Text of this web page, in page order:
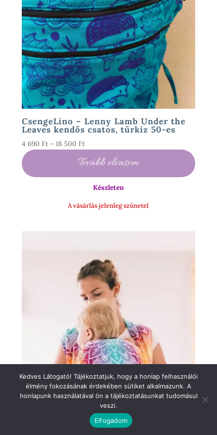
CsengeLino – Lenny Lamb Under the
Leaves kendős csatos, türkiz 50-es
4 690 Ft – 18 500 FtÁrtartomány:
690 Ft
-
Tovább olvasom
Készleten
A vásárlás jelenleg szünetel
Kedves Látogató! Tájékoztatjuk, hogy a honlap felhasználói
élmény fokozásának érdekében sütiket alkalmazunk. A
honlapunk használatával ön a tájékoztatásunkat tudomásul
veszi.
Elfogadom